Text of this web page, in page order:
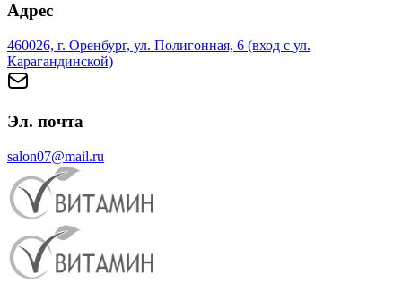
Адрес
460026, г. Оренбург, ул. Полигонная, 6 (вход с ул.
Карагандинской)
Эл. почта
salon07@mail.ru